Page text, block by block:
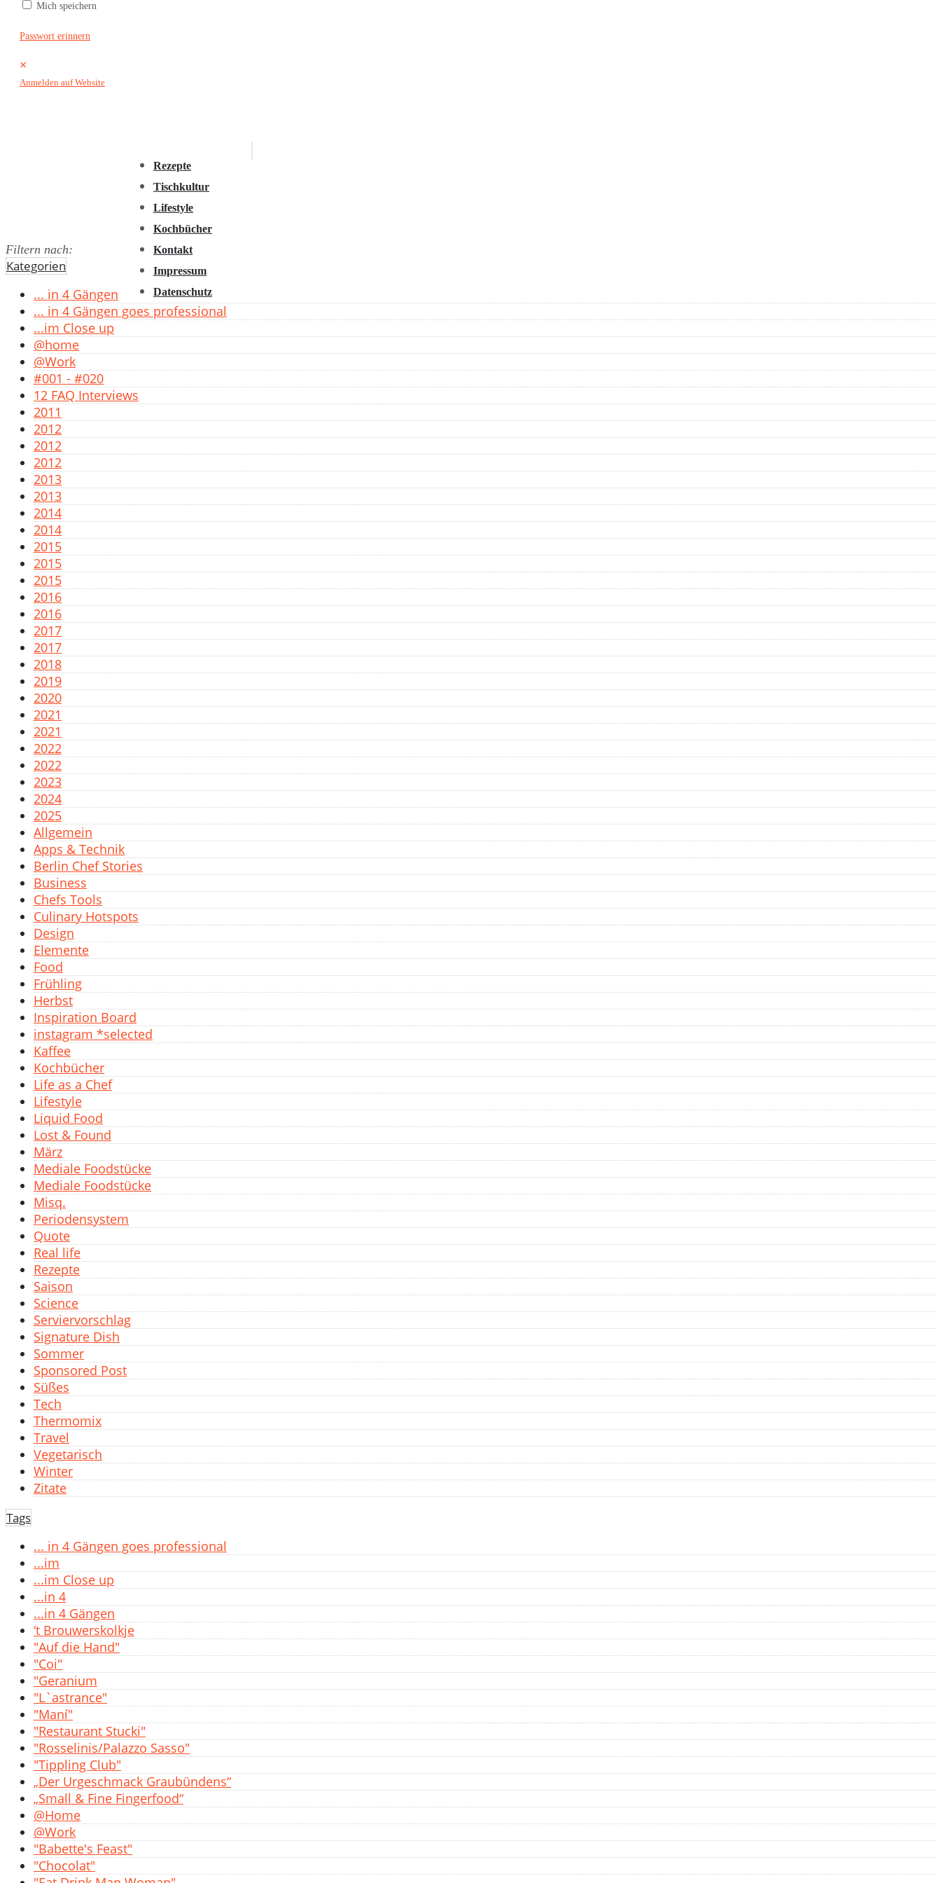
Mich speichern
Passwort erinnern
×
Anmelden auf Website
Rezepte
Tischkultur
Lifestyle
Kochbücher
2015
2012
Kontakt
Impressum
Datenschutz
Filtern nach:
Kategorien
... in 4 Gängen
... in 4 Gängen goes professional
...im Close up
@home
@Work
#001 - #020
12 FAQ Interviews
2011
2012
2012
2012
2013
2013
2014
2014
2015
2015
2015
2016
2016
2017
2017
2018
2019
2020
2021
2021
2022
2022
2023
2024
2025
Allgemein
Apps & Technik
Berlin Chef Stories
Business
Chefs Tools
Culinary Hotspots
Design
Elemente
Food
Frühling
Herbst
Inspiration Board
instagram *selected
Kaffee
Kochbücher
Life as a Chef
Lifestyle
Liquid Food
Lost & Found
März
Mediale Foodstücke
Mediale Foodstücke
Misq.
Periodensystem
Quote
Real life
Rezepte
Saison
Science
Serviervorschlag
Signature Dish
Sommer
Sponsored Post
Süßes
Tech
Thermomix
Travel
Vegetarisch
Winter
Zitate
Tags
... in 4 Gängen goes professional
...im
...im Close up
...in 4
...in 4 Gängen
‘t Brouwerskolkje
"Auf die Hand"
"Coi"
"Geranium
"L`astrance"
"Maní"
"Restaurant Stucki"
"Rosselinis/Palazzo Sasso"
"Tippling Club"
„Der Urgeschmack Graubündens“
„Small & Fine Fingerfood“
@Home
@Work
"Babette's Feast"
"Chocolat"